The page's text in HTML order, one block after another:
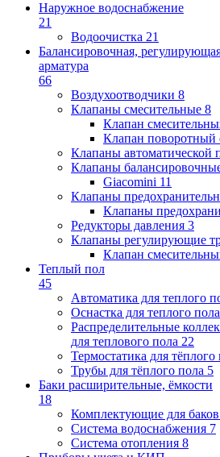
Наружное водоснабжение
21
Водоочистка 21
Балансировочная,
арматура
66
Воздухоотводчики 8
Клапаны cмесительные 8
Клапан
Клапан поворотный
Клапаны автоматической
Клапаны
Giacomini 11
Клапаны
Клапаны
Редукторы давления 3
Клапаны регулирующие
Клапан
Теплый пол
45
Автоматика для теплого
Оснастка для теплого пола
Распределительные
для теплового пола 22
Термостатика для тёплого
Трубы для тёплого пола 5
Баки расширительные, ёмкости
18
Комплектующие для баков
Система водоснабжения 7
Система отопления 8